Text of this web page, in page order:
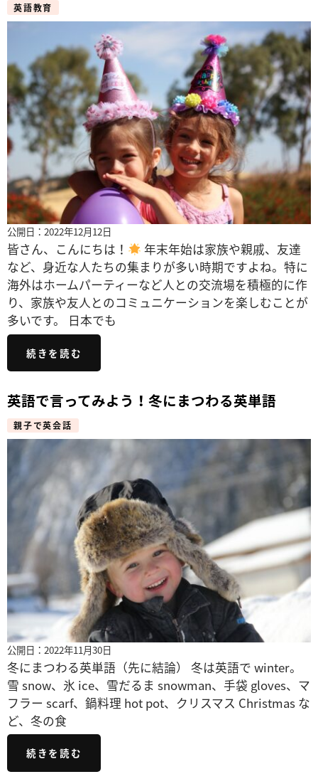
英語教育
公開日：2022年12月12日
皆さん、こんにちは！
年末年始は家族や親戚、友達
など、身近な人たちの集まりが多い時期ですよね。特に
海外はホームパーティーなど人との交流場を積極的に作
り、家族や友人とのコミュニケーションを楽しむことが
多いです。 日本でも
続きを読む
英語で言ってみよう！冬にまつわる英単語
親子で英会話
公開日：2022年11月30日
冬にまつわる英単語（先に結論） 冬は英語で winter。
雪 snow、氷 ice、雪だるま snowman、手袋 gloves、マ
フラー scarf、鍋料理 hot pot、クリスマス Christmas な
ど、冬の食
続きを読む